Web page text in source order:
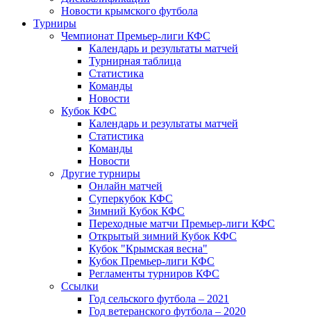
Новости крымского футбола
Турниры
Чемпионат Премьер-лиги КФС
Календарь и результаты матчей
Турнирная таблица
Статистика
Команды
Новости
Кубок КФС
Календарь и результаты матчей
Статистика
Команды
Новости
Другие турниры
Онлайн матчей
Суперкубок КФС
Зимний Кубок КФС
Переходные матчи Премьер-лиги КФС
Открытый зимний Кубок КФС
Кубок "Крымская весна"
Кубок Премьер-лиги КФС
Регламенты турниров КФС
Ссылки
Год сельского футбола – 2021
Год ветеранского футбола – 2020